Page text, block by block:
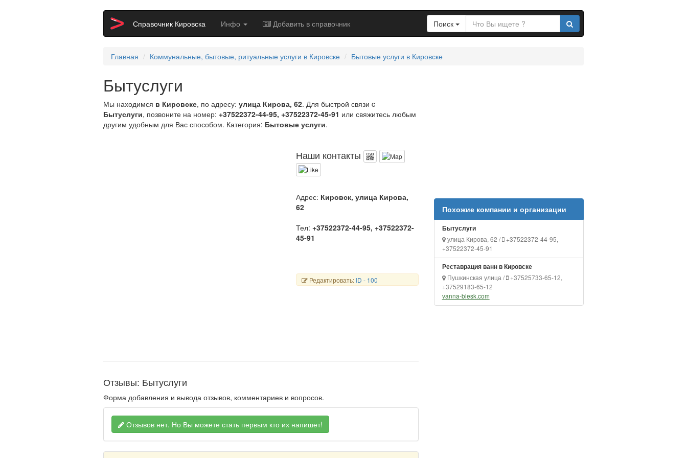
Справочник Кировска Инфо Добавить в справочник Поиск
Главная Коммунальные, бытовые, ритуальные услуги в Кировске Бытовые услуги в Кировске
Бытуслуги
Мы находимся в Кировске, по адресу: улица Кирова, 62. Для быстрой связи c
Бытуслуги, позвоните на номер: +37522372-44-95, +37522372-45-91 или свяжитесь любым
другим удобным для Вас способом. Категория: Бытовые услуги.
Наши контакты
Адрес: Кировск, улица Кирова,
62
Тел:+37522372-44-95, +37522372-
45-91
Редактировать: ID - 100
Отзывы: Бытуслуги
Форма добавления и вывода отзывов, комментариев и вопросов.
Отзывов нет. Но Вы можете стать первым кто их напишет!
Похожие компании и организации
Бытуслуги
улица Кирова, 62 / +37522372-44-95,
+37522372-45-91
Реставрация ванн в Кировске
Пушкинская улица / +37525733-65-12,
+37529183-65-12
vanna-blesk.com